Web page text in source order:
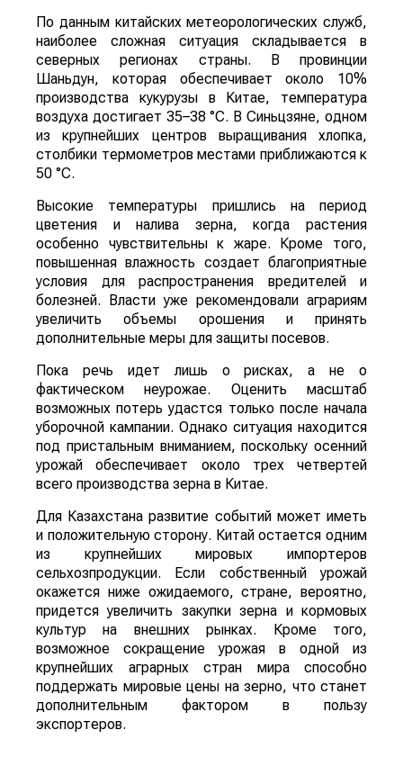
По данным китайских метеорологических служб,
наиболее сложная ситуация складывается в
северных регионах страны. В провинции
Шаньдун, которая обеспечивает около 10%
производства кукурузы в Китае, температура
воздуха достигает 35–38 °C. В Синьцзяне, одном
из крупнейших центров выращивания хлопка,
столбики термометров местами приближаются к
50 °C.
Высокие температуры пришлись на период
цветения и налива зерна, когда растения
особенно чувствительны к жаре. Кроме того,
повышенная влажность создает благоприятные
условия для распространения вредителей и
болезней. Власти уже рекомендовали аграриям
увеличить объемы орошения и принять
дополнительные меры для защиты посевов.
Пока речь идет лишь о рисках, а не о
фактическом неурожае. Оценить масштаб
возможных потерь удастся только после начала
уборочной кампании. Однако ситуация находится
под пристальным вниманием, поскольку осенний
урожай обеспечивает около трех четвертей
всего производства зерна в Китае.
Для Казахстана развитие событий может иметь
и положительную сторону. Китай остается одним
из крупнейших мировых импортеров
сельхозпродукции. Если собственный урожай
окажется ниже ожидаемого, стране, вероятно,
придется увеличить закупки зерна и кормовых
культур на внешних рынках. Кроме того,
возможное сокращение урожая в одной из
крупнейших аграрных стран мира способно
поддержать мировые цены на зерно, что станет
дополнительным фактором в пользу
экспортеров.